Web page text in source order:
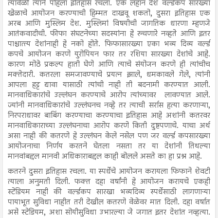
त्यावेळी त्याने पहिला इतिहास रचला. एक लहान देश वर्ल्डकप सारख्या
खेळाचे आयोजन करण्याची हिम्मत दाखवू शकतो, दुसरा इतिहास एक
अरब आणि मुस्लिम देश. मुस्लिमां विषयीची जागतिक धारणा म्हणजे
आतंकवादीची. फीफा संघटनेच्या सदस्यांना हे रुचणारे नव्हते आणि इतर
पाश्चात्त्य देशांनाही हे नको होते. फिफासारख्या एका भव्य दिव्य वर्ल्ड
कपचे आयोजन करणे युरोपियन फार तर रशिया सारख्या देशांचे आहे.
कारण मोठे प्रकल्प हाती घेणे आणि त्याचे संयोजन करणे ही त्यांचीच
मक्तेदारी. कतरला समजावण्याचे प्रयत्न झाले, धमकावले गेले, त्यांनी
आपला हट्ट द्यावा यासाठी त्यांची नाही ती बदनामी करण्यात आली.
मानवाधिकारांचे उल्लंघन करण्याचे आरोप त्यांच्यावर लावण्यात आले.
ज्यांनी मानवाधिकारांचे उल्लंघनच नव्हे तर त्याची सर्रास हत्या करणाऱ्या,
निरपराधावर बाबिंग करण्याचा करण्याचा इतिहास आहे अशांनी कतरवर
मानवाधिकाराच्या उल्लंघनाचा आरोप करणे किती दुष्टपणाचे. याचा अर्थ
असा नाही की कतरणे हे उल्लंघन केले नसेल पण जर वर्ल्ड कपसारख्या
आयोजनाचा निर्णय करतने घेतला नसता तर या देशांनी तिथल्या
मानवांबद्दल मानवी अधिकाराबद्दल काही बोलले असते का हा प्रश्न आहे.
कतरने दुसरा इतिहास रचला. या स्पर्धेचे आयोजन करायला फिफाने शेवटी
त्याला अनुमती दिली. फक्त दहा वर्षांनी हे आयोजन करायचे एकही
स्टेडियम नाही की वर्ल्डकप सारखा भव्यदिव्य स्पर्धेसाठी लागणाऱ्या
पायाभूत सुविधा नाहीत तरी देखील कतरणे वेळेवर मात दिली. दहा वर्षात
असे स्टेडियम, अशा सोयीसुविधा उभारल्या जे जगात इतर देशांत नव्हत्या.